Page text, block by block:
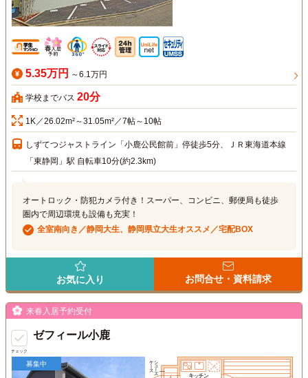
5.35万円 ～6.1万円
学校までバス 20分
1K／26.02m²～31.05m²／7帖～10帖
しずてつジャストライン「小鹿公民館前」停徒歩5分、ＪＲ東海道本線
「東静岡」駅 自転車10分(約2.3km)
オートロック・防犯カメラ付き！スーパー、コンビニ、郵便局も徒歩
圏内で周辺環境も設備も充実！
全室南向き／静岡大生、静岡県立大生オススメ／宅配BOX
お気に入り お問合せ・資料請求
チェック
来春入居予約受付
ゼフィール小鹿
募集中